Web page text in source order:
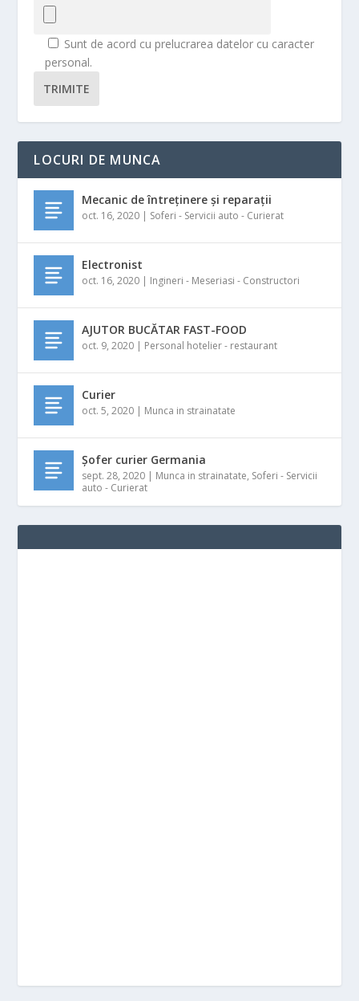
Sunt de acord cu prelucrarea datelor cu caracter
personal.
TRIMITE
LOCURI DE MUNCA
Mecanic de întreținere și reparații
oct. 16, 2020 | Soferi - Servicii auto - Curierat
Electronist
oct. 16, 2020 | Ingineri - Meseriasi - Constructori
AJUTOR BUCĂTAR FAST-FOOD
oct. 9, 2020 | Personal hotelier - restaurant
Curier
oct. 5, 2020 | Munca in strainatate
Șofer curier Germania
sept. 28, 2020 | Munca in strainatate, Soferi - Servicii
auto - Curierat